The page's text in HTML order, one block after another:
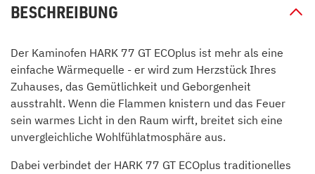
BESCHREIBUNG
Der Kaminofen HARK 77 GT ECOplus ist mehr als eine
einfache Wärmequelle - er wird zum Herzstück Ihres
Zuhauses, das Gemütlichkeit und Geborgenheit
ausstrahlt. Wenn die Flammen knistern und das Feuer
sein warmes Licht in den Raum wirft, breitet sich eine
unvergleichliche Wohlfühlatmosphäre aus.
Dabei verbindet der HARK 77 GT ECOplus traditionelles